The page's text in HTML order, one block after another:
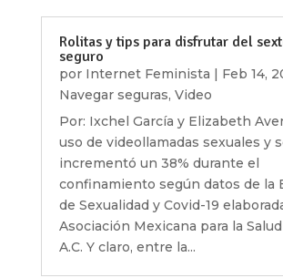
Rolitas y tips para disfrutar del
seguro
por Internet Feminista Feb 14,
Navegar seguras, Video
Por: Ixchel García y Elizabeth
uso de videollamadas sexuales y
incrementó un 38% durante el
confinamiento según datos de la
de Sexualidad y Covid-19
Asociación Mexicana para la Salud
A.C. Y claro, entre la...